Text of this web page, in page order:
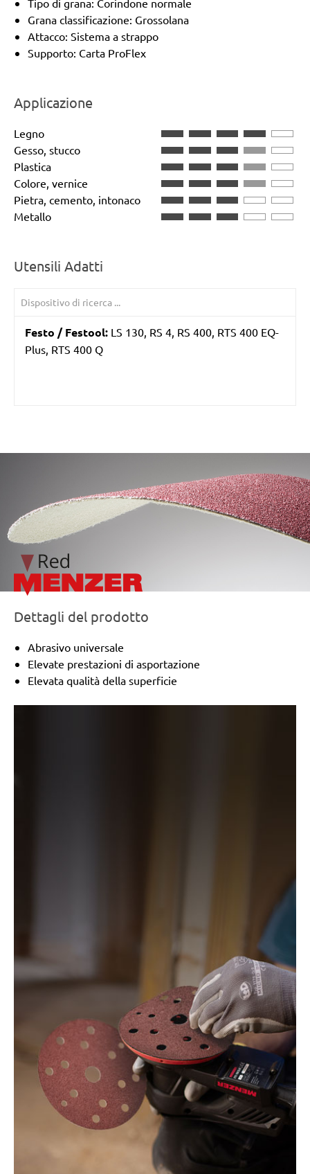
Tipo di grana: Corindone normale
Grana classificazione: Grossolana
Attacco: Sistema a strappo
Supporto: Carta ProFlex
Applicazione
Legno
Gesso, stucco
Plastica
Colore, vernice
Pietra, cemento, intonaco
Metallo
Utensili Adatti
Festo / Festool: LS 130, RS 4, RS 400, RTS 400 EQ-
Plus, RTS 400 Q
Dettagli del prodotto
Abrasivo universale
Elevate prestazioni di asportazione
Elevata qualità della superficie